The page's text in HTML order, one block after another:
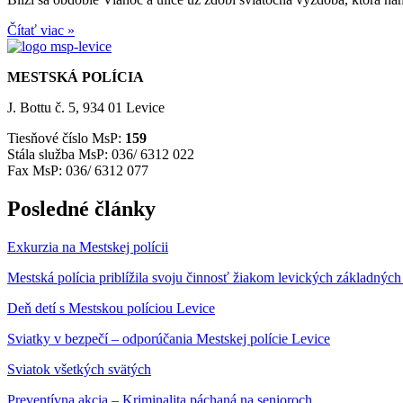
Čítať viac »
MESTSKÁ POLÍCIA
J. Bottu č. 5, 934 01 Levice
Tiesňové číslo MsP: 159
Stála služba MsP: 036/ 6312 022
Fax MsP: 036/ 6312 077
Posledné články
Exkurzia na Mestskej polícii
Mestská polícia priblížila svoju činnosť žiakom levických
Deň detí s Mestskou políciou Levice
Sviatky v bezpečí – odporúčania Mestskej polície Levice
Sviatok všetkých svätých